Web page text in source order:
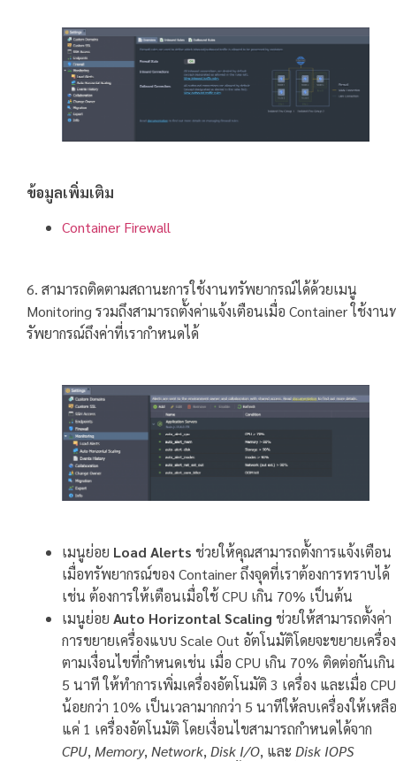
ข้อมูลเพิ่มเติม
Container Firewall
6. สามารถติดตามสถานะการใช้งานทรัพยากรณ์ได้ด้วยเมนู
Monitoring รวมถึงสามารถตั้งค่าแจ้งเตือนเมื่อ Container ใช้งาน
รัพยากรณ์ถึงค่าที่เรากำหนดได้
เมนูย่อย Load Alerts ช่วยให้คุณสามารถตั้งการแจ้งเตือน
เมื่อทรัพยากรณ์ของ Container ถึงจุดที่เราต้องการทราบได้
เช่น ต้องการให้เตือนเมื่อใช้ CPU เกิน 70% เป็นต้น
เมนูย่อย Auto Horizontal Scaling ช่วยให้สามารถตั้งค่า
การขยายเครื่องแบบ Scale Out อัตโนมัติโดยจะขยายเครื่อง
ตามเงื่อนไขที่กำหนดเช่น เมื่อ CPU เกิน 70% ติดต่อกันเกิน
5 นาที ให้ทำการเพิ่มเครื่องอัตโนมัติ 3 เครื่อง และเมื่อ CPU
น้อยกว่า 10% เป็นเวลามากกว่า 5 นาทีให้ลบเครื่องให้เหลือ
แค่ 1 เครื่องอัตโนมัติ โดยเงื่อนไขสามารถกำหนดได้จาก
CPU, Memory, Network, Disk I/O, และ Disk IOPS